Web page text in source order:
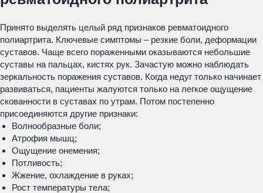
Принято выделять целый ряд признаков ревматоидного
полиартрита. Ключевые симптомы – резкие боли, деформации
суставов. Чаще всего пораженными оказываются небольшие
суставы на пальцах, кистях рук. Зачастую можно наблюдать
зеркальность поражения суставов. Когда недуг только начинает
развиваться, пациенты жалуются только на легкое ощущение
скованности в суставах по утрам. Потом постепенно
присоединяются другие признаки:
Волнообразные боли;
Атрофия мышц;
Ощущение онемения;
Потливость;
Жжение, охлаждение в руках;
Рост температуры тела;